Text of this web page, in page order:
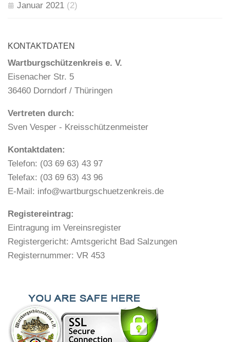
Januar 2021 (2)
KONTAKTDATEN
Wartburgschützenkreis e. V.
Eisenacher Str. 5
36460 Dorndorf / Thüringen
Vertreten durch:
Sven Vesper - Kreisschützenmeister
Kontaktdaten:
Telefon: (03 69 63) 43 97
Telefax: (03 69 63) 43 96
E-Mail: info@wartburgschuetzenkreis.de
Registereintrag:
Eintragung im Vereinsregister
Registergericht: Amtsgericht Bad Salzungen
Registernummer: VR 453